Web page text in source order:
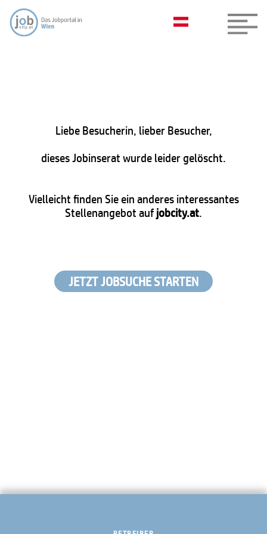
Liebe Besucherin, lieber Besucher,
dieses Jobinserat wurde leider gelöscht.
Vielleicht finden Sie ein anderes interessantes
Stellenangebot aufjobcity.at.
JETZT JOBSUCHE STARTEN